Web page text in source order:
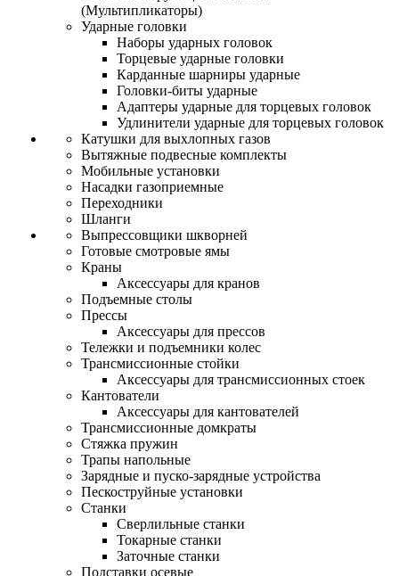
(Мультипликаторы)
Ударные головки
Наборы ударных головок
Торцевые ударные головки
Карданные шарниры ударные
Головки-биты ударные
Адаптеры ударные для торцевых головок
Удлинители ударные для торцевых головок
Катушки для выхлопных газов
Вытяжные подвесные комплекты
Мобильные установки
Насадки газоприемные
Переходники
Шланги
Выпрессовщики шкворней
Готовые смотровые ямы
Краны
Аксессуары для кранов
Подъемные столы
Прессы
Аксессуары для прессов
Тележки и подъемники колес
Трансмиссионные стойки
Аксессуары для трансмиссионных стоек
Кантователи
Аксессуары для кантователей
Трансмиссионные домкраты
Стяжка пружин
Трапы напольные
Зарядные и пуско-зарядные устройства
Пескоструйные установки
Станки
Сверлильные станки
Токарные станки
Заточные станки
Подставки осевые